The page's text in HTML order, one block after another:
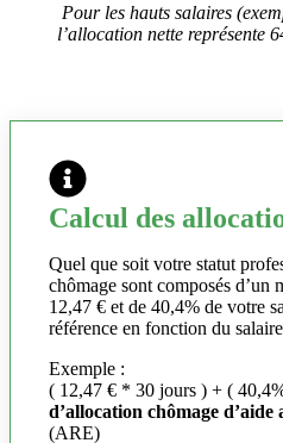
Pour les hauts salaires
l’allocation nette représente
Calcul des
Quel que soit votre statut
chômage sont composés d’un
12,47 € et de 40,4% de votre
référence en fonction du
Exemple :
( 12,47 € * 30 jours ) + (
d’allocation chômage
(ARE)